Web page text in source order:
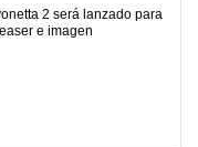
2 será lanzado para
e imagen